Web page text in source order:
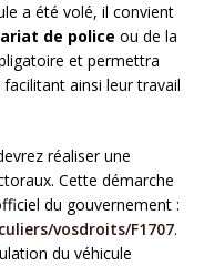
a été volé, il convient
de police ou de la
et permettra
facilitant ainsi leur travail
réaliser une
Cette démarche
du gouvernement :
vosdroits/F1707.
du véhicule